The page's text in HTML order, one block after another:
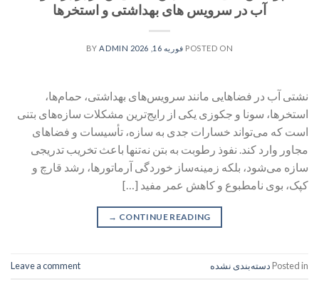
آب در سرویس های بهداشتی و استخرها
POSTED ON فوریه 16, 2026 ADMIN
نشتی آب در فضاهایی مانند سرویس‌های بهداشتی، حمام‌ها،
استخرها، سونا و جکوزی یکی از رایج‌ترین مشکلات سازه‌های بتنی
است که می‌تواند خسارات جدی به سازه، تأسیسات و فضاهای
مجاور وارد کند. نفوذ رطوبت به بتن نه‌تنها باعث تخریب تدریجی
سازه می‌شود، بلکه زمینه‌ساز خوردگی آرماتورها، رشد قارچ و
کپک، بوی نامطبوع و کاهش عمر مفید […]
CONTINUE READING
→
Posted inدسته‌بندی نشده Leave a comment